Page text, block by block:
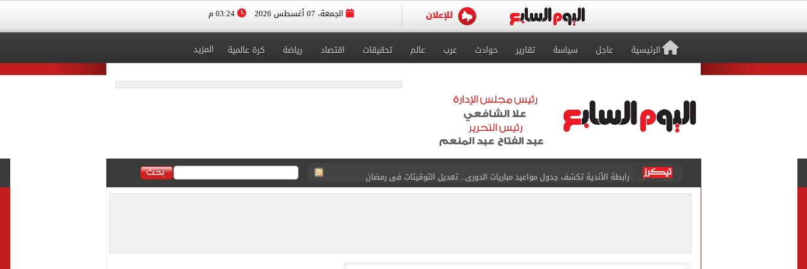
الجمعة، 07 أغسطس 2026
الرئيسية عاجل سياسة تقارير حوادث عرب عالم تحقيقات اقتصاد رياضة كرة عالمية المزيد
رابطة الأندية تكشف جدول مواعيد مباريات الدوري.. تعديل التوقيتات فى رمضان
الأهلي يخوض أول مران فى معسكر إسبانيا استعداداً للموسم الجديد.. صور
بوتين يخطط لهجوم بري على دول الناتو.. ماذا سيفعل؟